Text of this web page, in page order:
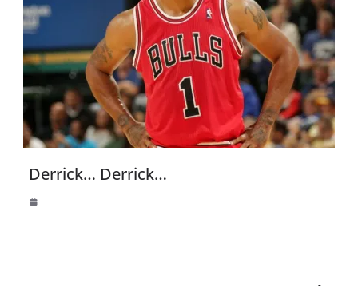
Derrick… Derrick…